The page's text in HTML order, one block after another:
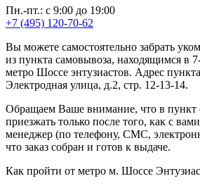
Пн.-пт.: с 9:00 до 19:00
+7 (495) 120-70-62
Вы можете самостоятельно забрать
из пункта самовывоза, находящимся в
метро Шоссе энтузиастов. Адрес
Электродная улица, д.2, стр. 12-13-14.
Обращаем Ваше внимание, что в пункт
приезжать только после того, как с
менеджер (по телефону, СМС,
что заказ собран и готов к выдаче.
Как пройти от метро м. Шоссе